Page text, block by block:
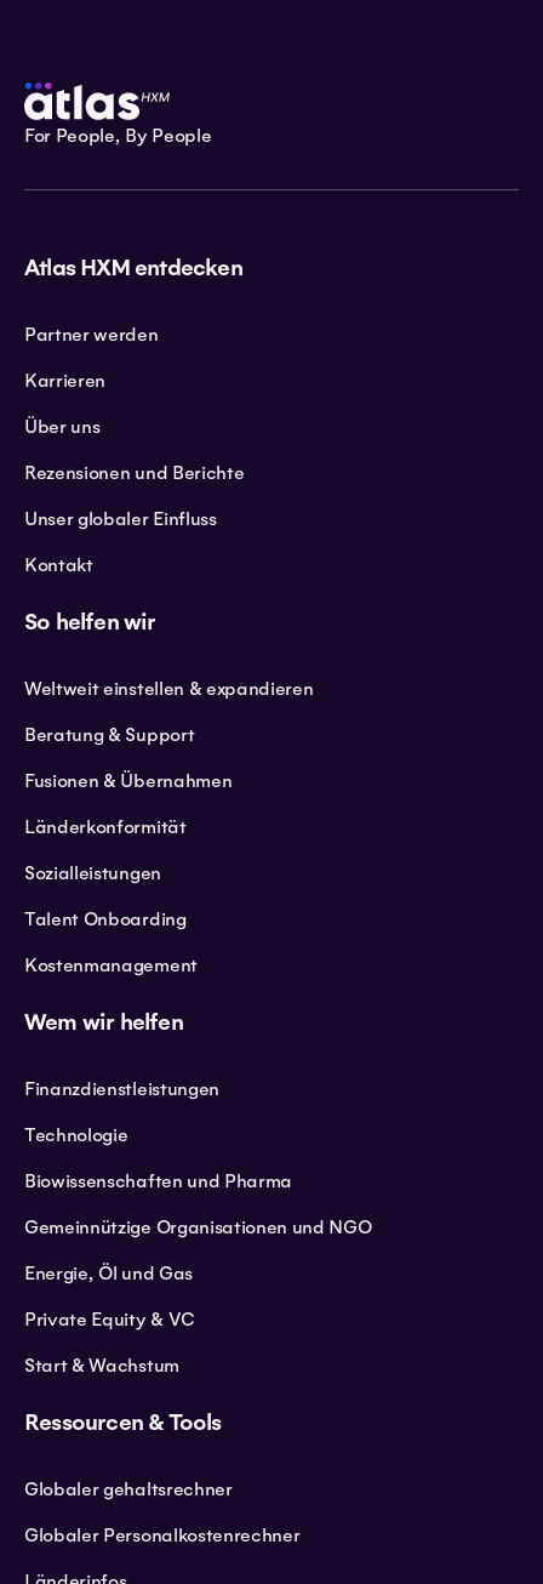
For People, By People
Atlas HXM entdecken
Partner werden
Karrieren
Über uns
Rezensionen und Berichte
Unser globaler Einfluss
Kontakt
So helfen wir
Weltweit einstellen & expandieren
Beratung & Support
Fusionen & Übernahmen
Länderkonformität
Sozialleistungen
Talent Onboarding
Kostenmanagement
Wem wir helfen
Finanzdienstleistungen
Technologie
Biowissenschaften und Pharma
Gemeinnützige Organisationen und NGO
Energie, Öl und Gas
Private Equity & VC
Start & Wachstum
Ressourcen & Tools
Globaler gehaltsrechner
Globaler Personalkostenrechner